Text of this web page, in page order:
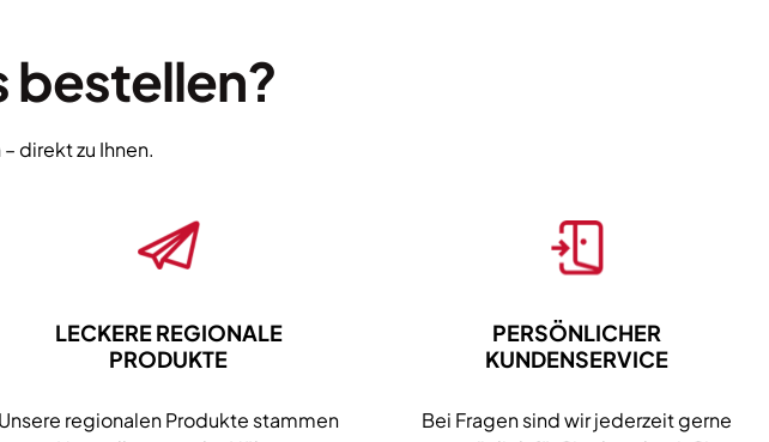
bestellen?
direkt zu Ihnen.
LECKERE REGIONALE
PRODUKTE
Unsere regionalen Produkte stammen
PERSÖNLICHER
KUNDENSERVICE
Bei Fragen sind wir jederzeit gerne